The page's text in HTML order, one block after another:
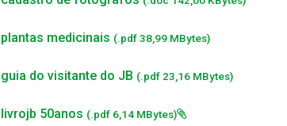
plantas medicinais (.pdf 38,99 MBytes)
guia do visitante do JB (.pdf 23,16 MBytes)
livrojb 50anos (.pdf 6,14 MBytes)